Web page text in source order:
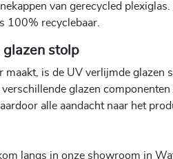
van gerecycled
100% recyclebaar.
stolp
maakt, is de UV verlijmde
glazen
alle aandacht naar het
langs in onze showroom in